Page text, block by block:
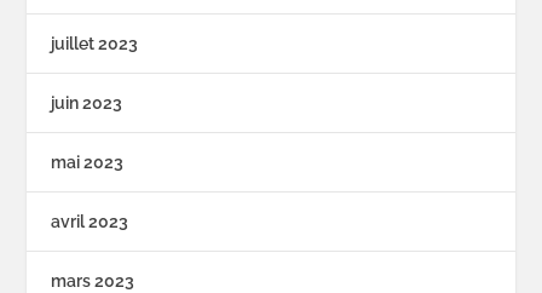
juillet 2023
juin 2023
mai 2023
avril 2023
mars 2023